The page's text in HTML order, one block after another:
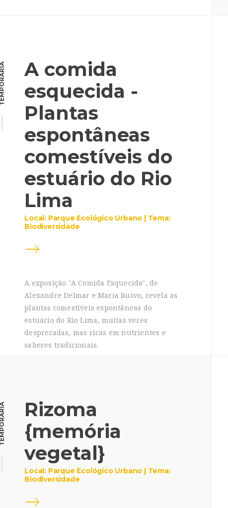
A comida
esquecida -
Plantas
espontâneas
comestíveis do
estuário do Rio
Lima
Local: Parque Ecológico Urbano | Tema:
Biodiversidade
A exposição "A Comida Esquecida", de
Alexandre Delmar e Maria Ruivo, revela as
plantas comestíveis espontâneas do
estuário do Rio Lima, muitas vezes
desprezadas, mas ricas em nutrientes e
saberes tradicionais.
Rizoma
{memória
vegetal}
Local: Parque Ecológico Urbano | Tema:
Biodiversidade